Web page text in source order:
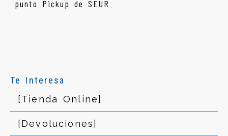
Te Interesa
[Tienda Online]
[Devoluciones]